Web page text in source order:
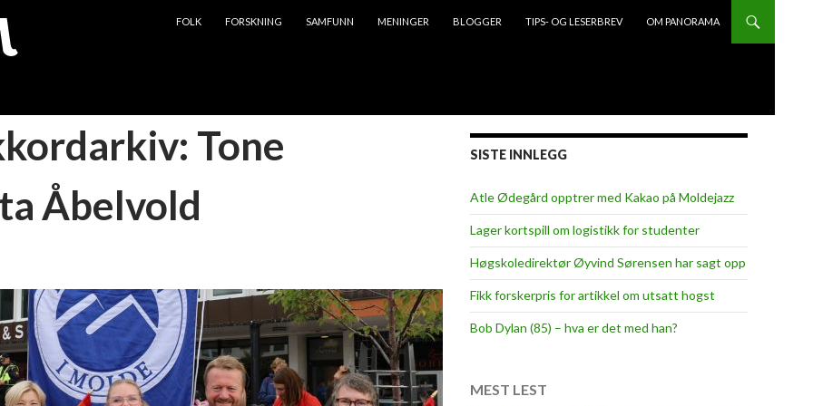
FOLK
FORSKNING SAMFUNN MENINGER BLOGGER TIPS- OG LESERBREV OM PANORAMA
Tone
Åbelvold
SISTE INNLEGG
Atle Ødegård opptrer med Kakao på Moldejazz
Lager kortspill om logistikk for studenter
Høgskoledirektør Øyvind Sørensen har sagt opp
Fikk forskerpris for artikkel om utsatt hogst
Bob Dylan (85) – hva er det med han?
MEST LEST